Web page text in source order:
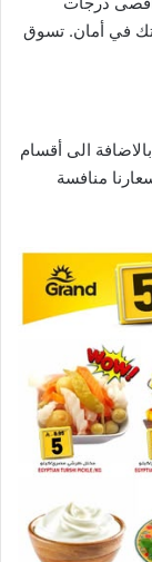
في أمان. تسوق
الى أقسام
منافسة